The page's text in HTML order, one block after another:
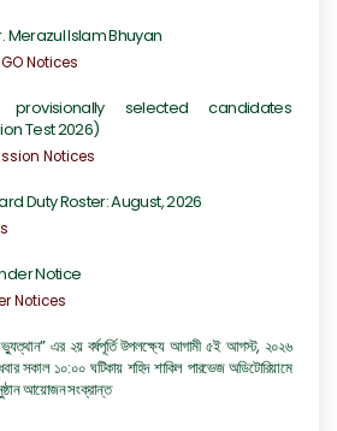
Merazul Islam Bhuyan
Notices
selected candidates
Test 2026)
Notices
Duty Roster: August, 2026
Notice
Notices
এর ২য় বর্ষপূর্তি উপলক্ষ্যে আগামী ৫ই আগস্ট, ২০২৬
সকাল ১০:০০ ঘটিকায় শহিদ শাকিল পারভেজ অডিটোরিয়ামে
আয়োজন সংক্রান্ত